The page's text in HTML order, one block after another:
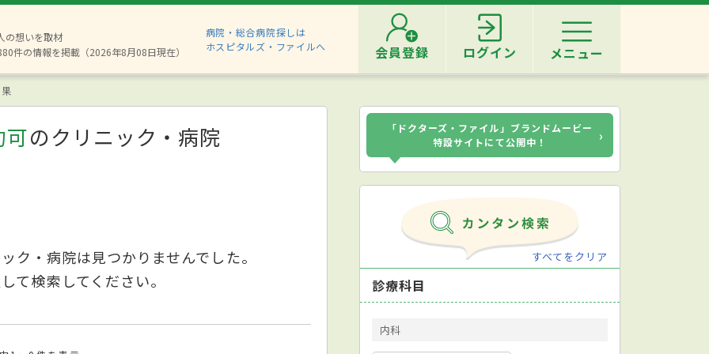
の想いを取材
件の情報を掲載（2026年8月08日現在）
病院・総合病院探しは
ホスピタルズ・ファイルへ
会員登録 ログイン メニュー
可のクリニック・病院
ク・病院は見つかりませんでした。
て検索してください。
「ドクターズ・ファイル」ブランドムービー
特設サイトにて公開中！
›
すべてをクリア
診療科目
内科